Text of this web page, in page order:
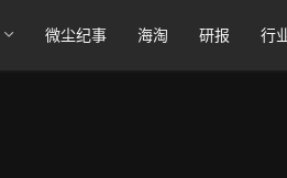
微尘纪事 海淘 研报 行